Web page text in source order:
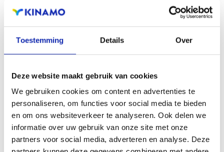
Toestemming Details Over
Deze website maakt gebruik van cookies
We gebruiken cookies om content en advertenties te
personaliseren, om functies voor social media te bieden
en om ons websiteverkeer te analyseren. Ook delen we
informatie over uw gebruik van onze site met onze
partners voor social media, adverteren en analyse. Deze
zichtbaarheid in zoekmachines, geografische
zoekresultaten in zoekmachines.
Registreer uw domeinnamen